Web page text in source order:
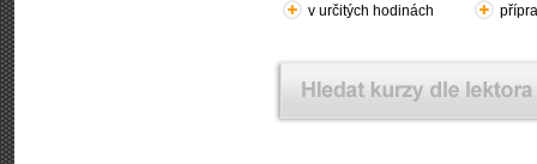
v určitých hodinách